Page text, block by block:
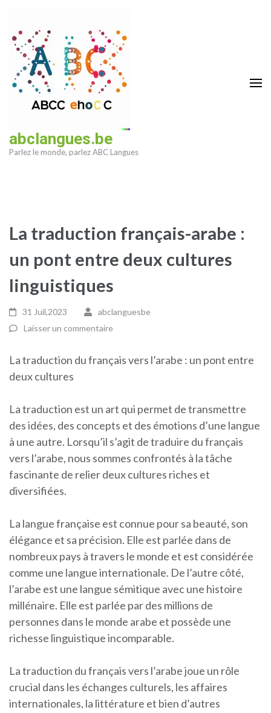
contenu
(Pressez
Entrée)
abclangues.be
Parlez le monde, parlez ABC Langues
La traduction français-arabe :
un pont entre deux cultures
linguistiques
31 Juil,2023
abclanguesbe
Laisser un commentaire
La traduction du français vers l’arabe : un pont entre
deux cultures
La traduction est un art qui permet de transmettre
des idées, des concepts et des émotions d’une langue
à une autre. Lorsqu’il s’agit de traduire du français
vers l’arabe, nous sommes confrontés à la tâche
fascinante de relier deux cultures riches et
diversifiées.
La langue française est connue pour sa beauté, son
élégance et sa précision. Elle est parlée dans de
nombreux pays à travers le monde et est considérée
comme une langue internationale. De l’autre côté,
l’arabe est une langue sémitique avec une histoire
millénaire. Elle est parlée par des millions de
personnes dans le monde arabe et possède une
richesse linguistique incomparable.
La traduction du français vers l’arabe joue un rôle
crucial dans les échanges culturels, les affaires
internationales, la littérature et bien d’autres